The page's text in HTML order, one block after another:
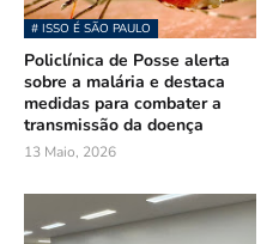
# ISSO É SÃO PAULO
Policlínica de Posse alerta
sobre a malária e destaca
medidas para combater a
transmissão da doença
13 Maio, 2026